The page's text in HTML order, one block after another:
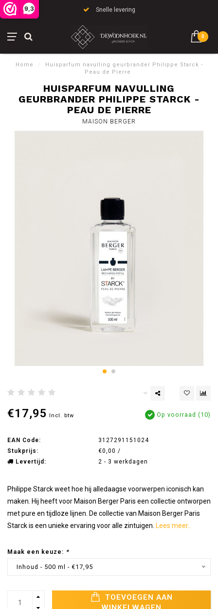
9,3 Snelle levering
0
Home /
Huisparfum navulling geurbrander Philippe Starck -
Peau de Pierre
HUISPARFUM NAVULLING
GEURBRANDER PHILIPPE STARCK -
PEAU DE PIERRE
MAISON BERGER
€17,95 Incl. btw Op voorraad (10)
EAN Code:
3127291151024
Stukprijs:
€0,00 /
Levertijd:
2 - 3 werkdagen
Philippe Starck weet hoe hij alledaagse voorwerpen iconisch kan
maken. Hij heeft voor Maison Berger Paris een collectie ontworpen
met pure en tijdloze lijnen. De collectie van Maison Berger Paris
Starck is een unieke ervaring voor alle zintuigen. Lees meer..
Maak een keuze: *
Inhoud - 500 ml - €17,95
TOEVOEGEN AAN